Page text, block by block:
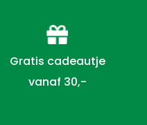
Gratis cadeautje
vanaf 30,-